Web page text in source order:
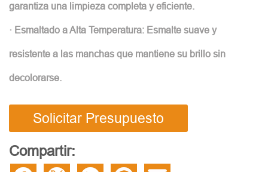
garantiza una limpieza completa y eficiente.
· Esmaltado a Alta Temperatura: Esmalte suave y
resistente a las manchas que mantiene su brillo sin
decolorarse.
Solicitar Presupuesto
Compartir: